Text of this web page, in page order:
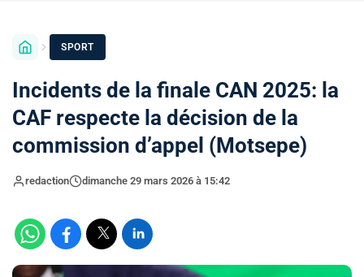
SPORT
Incidents de la finale CAN 2025: la
CAF respecte la décision de la
commission d’appel (Motsepe)
redaction dimanche 29 mars 2026 à 15:42